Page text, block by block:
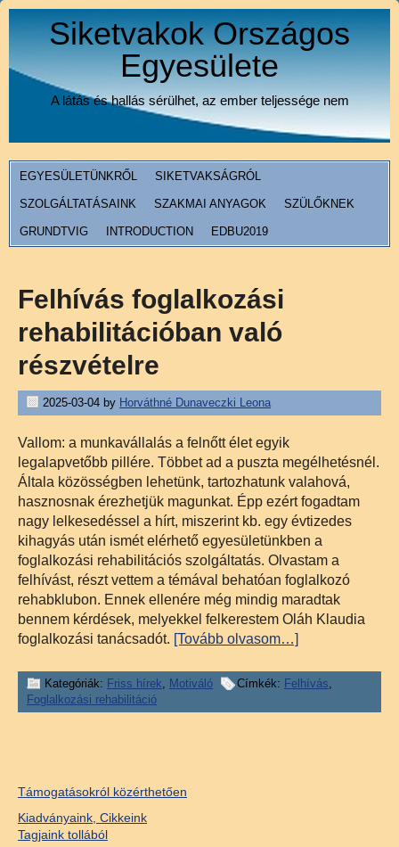
Siketvakok Országos
Egyesülete
A látás és hallás sérülhet, az ember teljessége nem
EGYESÜLETÜNKRŐL SIKETVAKSÁGRÓL
SZOLGÁLTATÁSAINK SZAKMAI ANYAGOK SZÜLŐKNEK
GRUNDTVIG INTRODUCTION EDBU2019
Felhívás foglalkozási
rehabilitációban való
részvételre
2025-03-04 by Horváthné Dunaveczki Leona
Vallom: a munkavállalás a felnőtt élet egyik
legalapvetőbb pillére. Többet ad a puszta megélhetésnél.
Általa közösségben lehetünk, tartozhatunk valahová,
hasznosnak érezhetjük magunkat. Épp ezért fogadtam
nagy lelkesedéssel a hírt, miszerint kb. egy évtizedes
kihagyás után ismét elérhető egyesületünkben a
foglalkozási rehabilitációs szolgáltatás. Olvastam a
felhívást, részt vettem a témával behatóan foglalkozó
rehabklubon. Ennek ellenére még mindig maradtak
bennem kérdések, melyekkel felkerestem Oláh Klaudia
foglalkozási tanácsadót. [Tovább olvasom…]
Kategóriák: Friss hírek, Motiváló Címkék: Felhívás,
Foglalkozási rehabilitáció
Támogatásokról közérthetően
Kiadványaink, Cikkeink
Tagjaink tollából